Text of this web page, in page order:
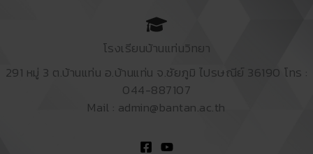
โรงเรียนบ้านแท่นวิทยา
291 หมู่ 3 ต.บ้านแท่น อ.บ้านแท่น จ.ชัยภูมิ ไปรษณีย์ 36190 โทร :
044-887107
Mail : admin@bantan.ac.th